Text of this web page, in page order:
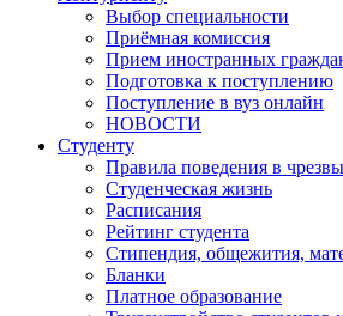
Выбор специальности
Приёмная комиссия
Прием иностранных
Подготовка к поступлению
Поступление в вуз онлайн
НОВОСТИ
Студенту
Правила поведения в
Студенческая жизнь
Расписания
Рейтинг студента
Стипендия, общежития,
Бланки
Платное образование